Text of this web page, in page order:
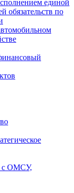
единой
обязательств по
с ОМСУ,